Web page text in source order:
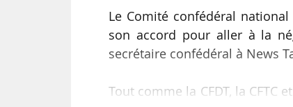
Le Comité confédéral
son accord pour aller à la
secrétaire confédéral à News
Tout comme la CFDT, la CFTC